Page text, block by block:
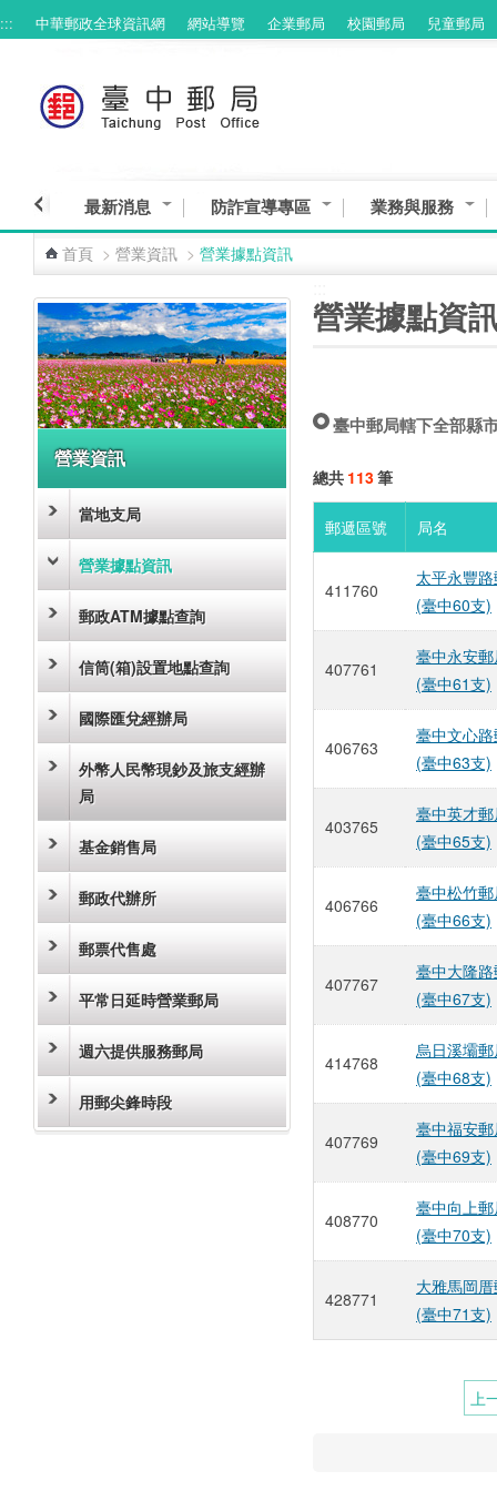
跳到主要內容區塊
::: 中華郵政全球資訊網 網站導覽 企業郵局 校園郵局 兒童郵局
最新消息 防詐宣導專區 業務與服務
首頁 > 營業資訊 > 營業據點資訊
營業資訊
當地支局
營業據點資訊
郵政ATM據點查詢
信筒(箱)設置地點查詢
國際匯兌經辦局
外幣人民幣現鈔及旅支經辦
局
基金銷售局
郵政代辦所
郵票代售處
平常日延時營業郵局
週六提供服務郵局
用郵尖鋒時段
營業據點資
臺中郵局轄下全部縣
總共 113筆
郵遞區號 局名
411760
太平永豐
(臺中60支)
407761
臺中永安
(臺中61支)
406763
臺中文心
(臺中63支)
403765
臺中英才
(臺中65支)
406766
臺中松竹
(臺中66支)
407767
臺中大隆
(臺中67支)
414768
烏日溪壩
(臺中68支)
407769
臺中福安
(臺中69支)
408770
臺中向上
(臺中70支)
428771
大雅馬岡
(臺中71支)
上